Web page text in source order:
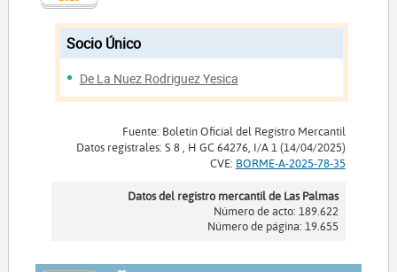
Socio Único
De La Nuez Rodriguez Yesica
Fuente: Boletín Oficial del Registro Mercantil
Datos registrales: S 8 , H GC 64276, I/A 1 (14/04/2025)
CVE: BORME-A-2025-78-35
Datos del registro mercantil de Las Palmas
Número de acto: 189.622
Número de página: 19.655